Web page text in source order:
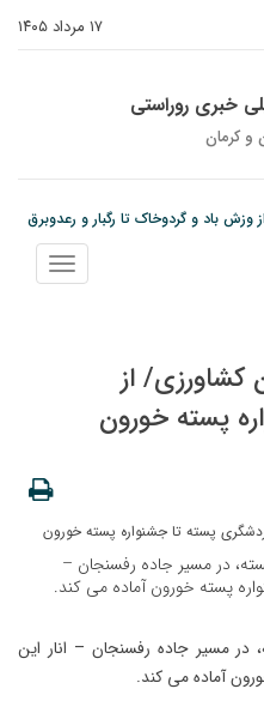
۱۷ مرداد ۱۴۰۵
خبری روراستی
و كرمان
وزش باد و گردوخاک تا رگبار و رعدوبرق
نمایش
منو
از
پسته خورون
در مسیر جاده رفسنجان –
پسته خورون آماده می کند.
مسیر جاده رفسنجان – انار این
آماده می کند.